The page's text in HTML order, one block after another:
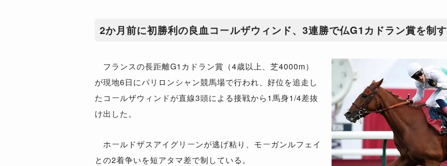
2か月前に初勝利の良血コールザウィンド、3連勝で仏G1カドラン賞を制す
フランスの長距離G1カドラン賞（4歳以上、芝4000m）
が現地6日にパリロンシャン競馬場で行われ、好位を追走し
たコールザウィンドが直線3頭による接戦から1馬身1/4差抜
け出した。
ホールドザスアイグリーンが逃げ粘り、モーガンルフェイ
との2着争いを短アタマ差で制している。